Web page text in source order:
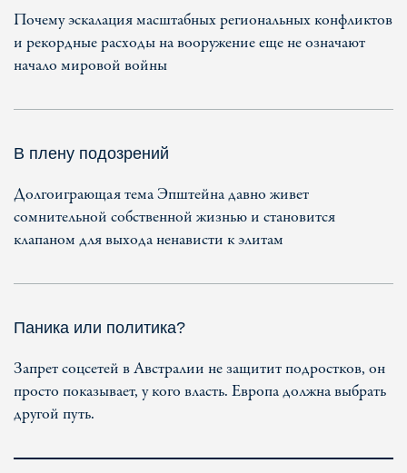
Почему эскалация масштабных региональных конфликтов
и рекордные расходы на вооружение еще не означают
начало мировой войны
В плену подозрений
Долгоиграющая тема Эпштейна давно живет
сомнительной собственной жизнью и становится
клапаном для выхода ненависти к элитам
Паника или политика?
Запрет соцсетей в Австралии не защитит подростков, он
просто показывает, у кого власть. Европа должна выбрать
другой путь.